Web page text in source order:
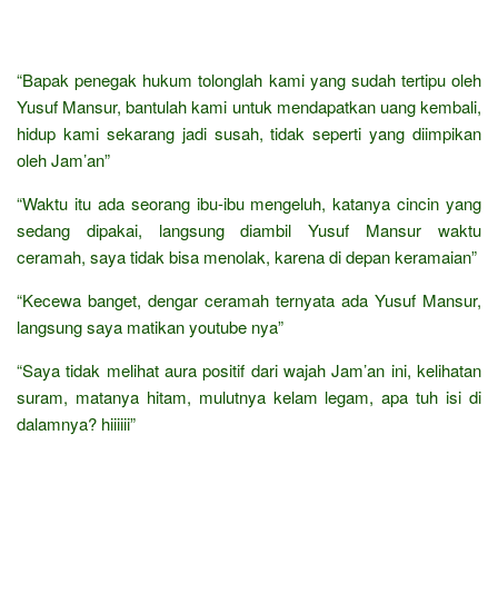
“Bapak penegak hukum tolonglah kami yang sudah tertipu oleh
Yusuf Mansur, bantulah kami untuk mendapatkan uang kembali,
hidup kami sekarang jadi susah, tidak seperti yang diimpikan
oleh Jam’an”
“Waktu itu ada seorang ibu-ibu mengeluh, katanya cincin yang
sedang dipakai, langsung diambil Yusuf Mansur waktu
ceramah, saya tidak bisa menolak, karena di depan keramaian”
“Kecewa banget, dengar ceramah ternyata ada Yusuf Mansur,
langsung saya matikan youtube nya”
“Saya tidak melihat aura positif dari wajah Jam’an ini, kelihatan
suram, matanya hitam, mulutnya kelam legam, apa tuh isi di
dalamnya? hiiiiii”